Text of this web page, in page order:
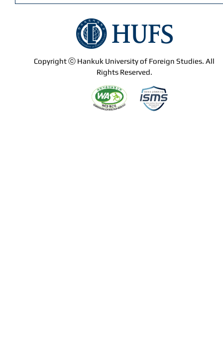
Copyright ⓒ Hankuk University of Foreign Studies. All
Rights Reserved.